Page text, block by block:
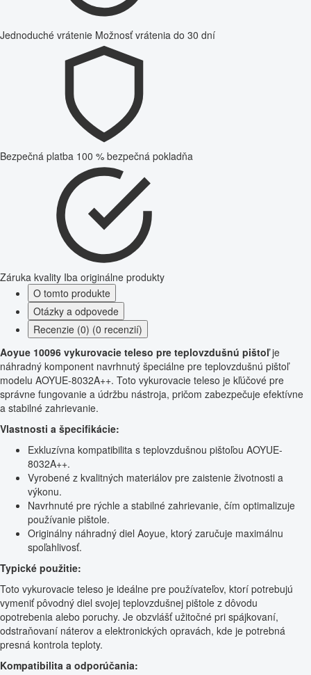
Jednoduché vrátenie Možnosť vrátenia do 30 dní
Bezpečná platba 100 % bezpečná pokladňa
Záruka kvality Iba originálne produkty
O tomto produkte
Otázky a odpovede
Recenzie (0) (0 recenzií)
Aoyue 10096 vykurovacie teleso pre teplovzdušnú pištoľje
náhradný komponent navrhnutý špeciálne pre teplovzdušnú pištoľ
modelu AOYUE-8032A++. Toto vykurovacie teleso je kľúčové pre
správne fungovanie a údržbu nástroja, pričom zabezpečuje efektívne
a stabilné zahrievanie.
Vlastnosti a špecifikácie:
Exkluzívna kompatibilita s teplovzdušnou pištoľou AOYUE-
8032A++.
Vyrobené z kvalitných materiálov pre zaistenie životnosti a
výkonu.
Navrhnuté pre rýchle a stabilné zahrievanie, čím optimalizuje
používanie pištole.
Originálny náhradný diel Aoyue, ktorý zaručuje maximálnu
spoľahlivosť.
Typické použitie:
Toto vykurovacie teleso je ideálne pre používateľov, ktorí potrebujú
vymeniť pôvodný diel svojej teplovzdušnej pištole z dôvodu
opotrebenia alebo poruchy. Je obzvlášť užitočné pri spájkovaní,
odstraňovaní náterov a elektronických opravách, kde je potrebná
presná kontrola teploty.
Kompatibilita a odporúčania: